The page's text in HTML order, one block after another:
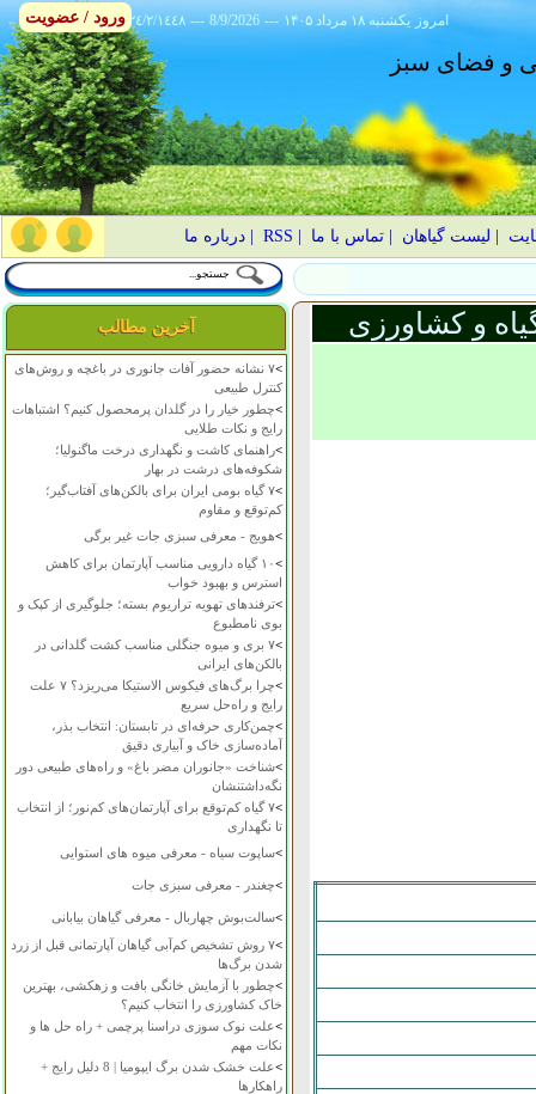
٢٤/٢/١٤٤٨ --- 8/9/2026 --- ۱۴۰۵ يکشنبه ۱۸ مرداد امروز
و فضای سبز
لیست گیاهان |تماس با ما RSS
|درباره ما
آخرین مطالب
>
۷ نشانه حضور آفات جانوری در باغچه و روش‌های
کنترل طبیعی
>چطور خیار را در گلدان پرمحصول کنیم؟ اشتباهات
رایج و نکات طلایی
>راهنمای کاشت و نگهداری درخت ماگنولیا؛
شکوفه‌های درشت در بهار
>
۷ گیاه بومی ایران برای بالکن‌های آفتاب‌گیر؛
کم‌توقع و مقاوم
>هویج - معرفی سبزی جات غیر برگی
>
۱۰ گیاه دارویی مناسب آپارتمان برای کاهش
استرس و بهبود خواب
>ترفندهای تهویه تراریوم بسته؛ جلوگیری از کپک و
بوی نامطبوع
>
۷ بری و میوه جنگلی مناسب کشت گلدانی در
بالکن‌های ایرانی
>
چرا برگ‌های فیکوس الاستیکا می‌ریزد؟ ۷ علت
رایج و راه‌حل سریع
>چمن‌کاری حرفه‌ای در تابستان: انتخاب بذر،
آماده‌سازی خاک و آبیاری دقیق
>شناخت «جانوران مضر باغ» و راه‌های طبیعی دور
نگه‌داشتنشان
>
۷ گیاه کم‌توقع برای آپارتمان‌های کم‌نور؛ از انتخاب
تا نگهداری
>ساپوت سیاه - معرفی میوه های استوایی
>چغندر - معرفی سبزی جات
>سالت‌بوش چهاربال - معرفی گیاهان بیابانی
>
۷ روش تشخیص کم‌آبی گیاهان آپارتمانی قبل از زرد
شدن برگ‌ها
>چطور با آزمایش خانگی بافت و زهکشی، بهترین
خاک کشاورزی را انتخاب کنیم؟
>علت نوک سوزی دراسنا پرچمی + راه حل ها و
نکات مهم
>
علت خشک شدن برگ ایپومیا | 8 دلیل رایج +
راهکارها
و کشاورزی
ورود / عضویت